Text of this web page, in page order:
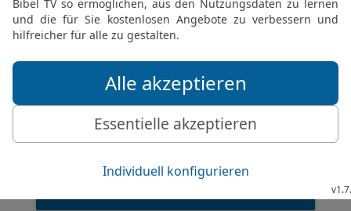
5. MOSE (DEUTERONOMIUM) 3 IN DER NIV LESEN
(Anglicised), NIV TM Copyright © 1979, 1984, 2011 by Biblica, Inc. Used with
5 Mose 3 23 in der Hoffnung für Alle
In dieser Zeit flehte ich den HERRN an: